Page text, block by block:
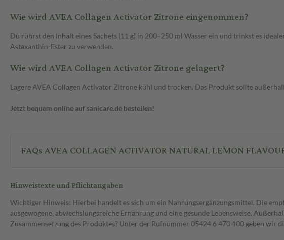
Wie wird AVEA Collagen Activator Zitrone eingenommen?
Du rührst den Inhalt eines Sachets (11 g) in 200–250 ml Wasser ein und trinkst es
Astaxanthin-Ester zu verwenden.
Wie wird AVEA Collagen Activator Zitrone gelagert?
Lagere AVEA Collagen Activator Zitrone kühl und trocken. Das Produkt sollte
Jetzt bequem online auf sanicare.de bestellen!
FAQs AVEA COLLAGEN ACTIVATOR NATURAL LEMON
Hinweistexte und Pflichtangaben
Wichtiger Hinweis: Hierbei handelt es sich um ein Nahrungsergänzungsmittel. Die
ausgewogene, abwechslungsreiche Ernährung und eine gesunde Lebensweise.
Zusammensetzung des Produktes? Unter der Rufnummer 05424 6 470 100 geben wir